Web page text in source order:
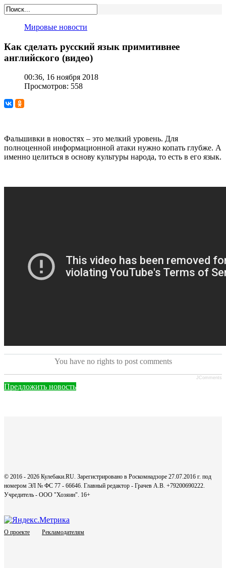
Мировые новости
Как сделать русский язык примитивнее
английского (видео)
00:36, 16 ноября 2018
Просмотров: 558
Фальшивки в новостях – это мелкий уровень. Для
полноценной информационной атаки нужно копать глубже. А
именно целиться в основу культуры народа, то есть в его язык.
You have no rights to post comments
JComments
Предложить новость
© 2016 - 2026 Кулебаки.RU. Зарегистрировано в Роскомнадзоре 27.07.2016 г. под
номером ЭЛ № ФС 77 - 66646. Главный редактор - Грачев А.В. +79200690222.
Учредитель - ООО "Хозяин". 16+
О проекте Рекламодателям